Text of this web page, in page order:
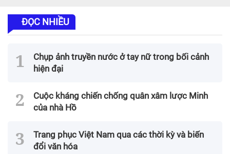
ĐỌC NHIỀU
Chụp ảnh truyền nước ở tay nữ trong bối cảnh
hiện đại
Cuộc kháng chiến chống quân xâm lược Minh
của nhà Hồ
Trang phục Việt Nam qua các thời kỳ và biến
đổi văn hóa